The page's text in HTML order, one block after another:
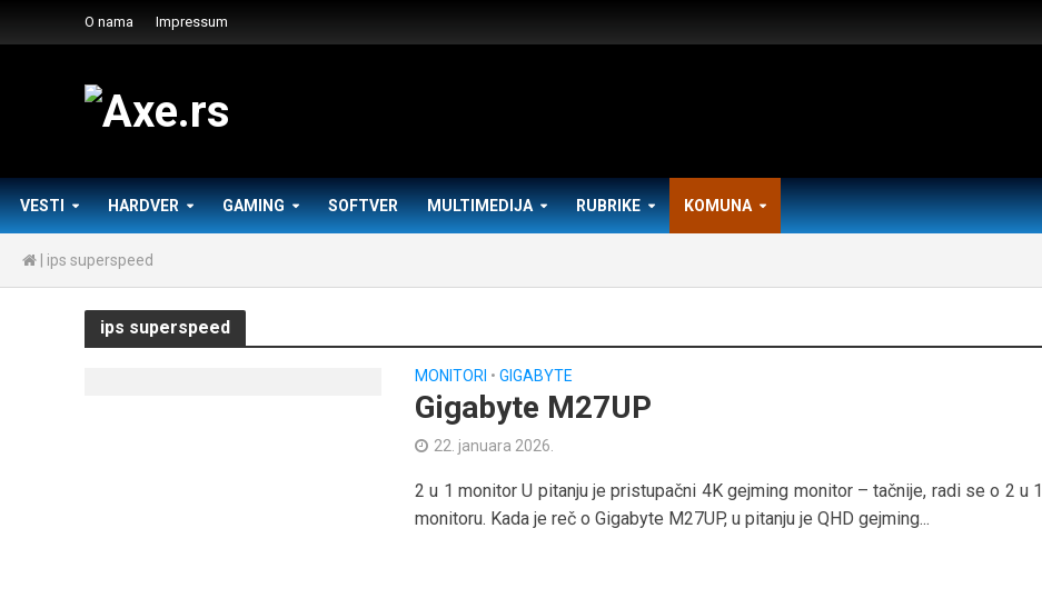
O nama Impressum
VESTI HARDVER GAMING SOFTVER MULTIMEDIJA RUBRIKE KOMUNA
ips superspeed
ips superspeed
MONITORI • GIGABYTE
Gigabyte M27UP
22. januara 2026.
2 u 1 monitor U pitanju je pristupačni 4K gejming monitor – tačnije, radi se o 2 u 1
monitoru. Kada je reč o Gigabyte M27UP, u pitanju je QHD gejming...